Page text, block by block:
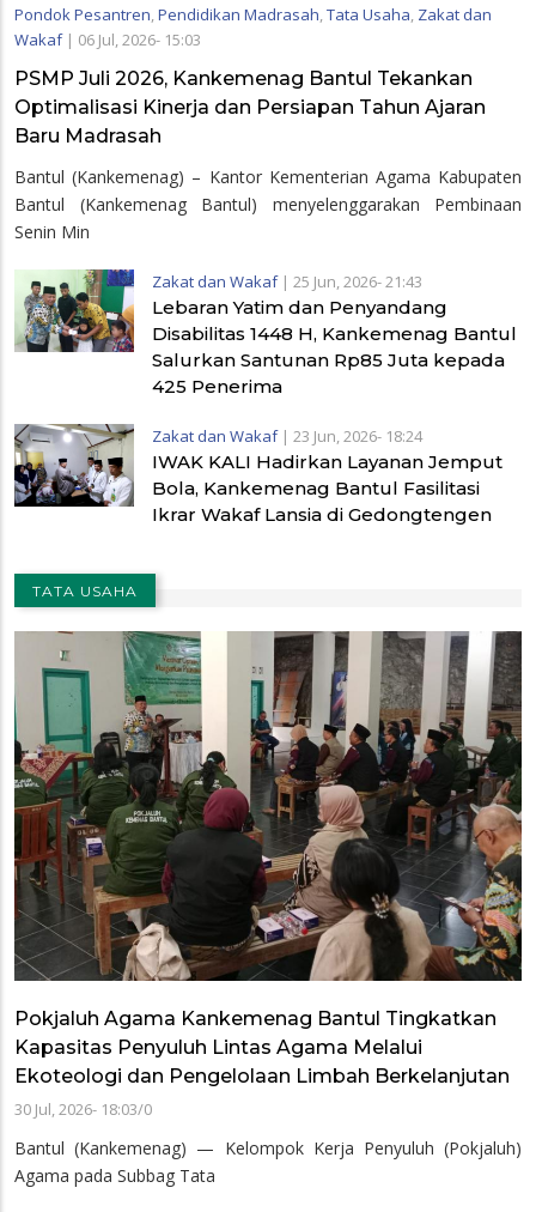
Pondok Pesantren,Pendidikan Madrasah,Tata Usaha, Zakat dan
Wakaf| 06 Jul, 2026- 15:03
PSMP Juli 2026, Kankemenag Bantul Tekankan
Optimalisasi Kinerja dan Persiapan Tahun Ajaran
Baru Madrasah
Bantul (Kankemenag) – Kantor Kementerian Agama Kabupaten
Bantul (Kankemenag Bantul) menyelenggarakan Pembinaan
Senin Min
Zakat dan Wakaf| 25 Jun, 2026- 21:43
Lebaran Yatim dan Penyandang
Disabilitas 1448 H, Kankemenag Bantul
Salurkan Santunan Rp85 Juta kepada
425 Penerima
Zakat dan Wakaf| 23 Jun, 2026- 18:24
IWAK KALI Hadirkan Layanan Jemput
Bola, Kankemenag Bantul Fasilitasi
Ikrar Wakaf Lansia di Gedongtengen
TATA USAHA
Pokjaluh Agama Kankemenag Bantul Tingkatkan
Kapasitas Penyuluh Lintas Agama Melalui
Ekoteologi dan Pengelolaan Limbah Berkelanjutan
30 Jul, 2026- 18:03/0
Bantul (Kankemenag) — Kelompok Kerja Penyuluh (Pokjaluh)
Agama pada Subbag Tata